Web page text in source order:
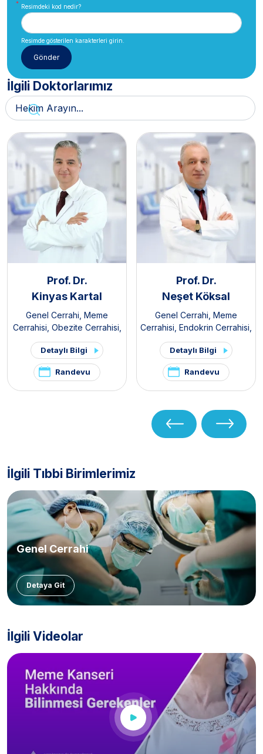
Resimdeki kod nedir?
Resimde gösterilen karakterleri girin.
İlgili Doktorlarımız
Prof. Dr.
Kinyas Kartal
Genel Cerrahi Meme
Cerrahisi Obezite Cerrahisi
Endokrin Cerrahisi
Gastroenteroloji Cerrahisi
Detaylı Bilgi
Randevu
Prof. Dr.
Neşet Köksal
Genel Cerrahi Meme
Cerrahisi Endokrin Cerrahisi
Gastroenteroloji Cerrahisi
Obezite Cerrahisi
Detaylı Bilgi
Randevu
İlgili Tıbbi Birimlerimiz
Genel Cerrahi
Detaya Git
İlgili Videolar